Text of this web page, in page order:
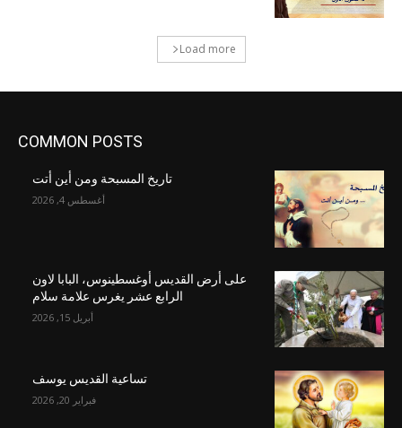
Load more
COMMON POSTS
تاريخ المسبحة ومن أين أتت
أغسطس 4, 2026
على أرض القديس أوغسطينوس، البابا لاون
الرابع عشر يغرس علامة سلام
أبريل 15, 2026
تساعية القديس يوسف
فبراير 20, 2026